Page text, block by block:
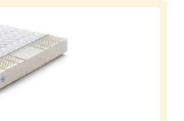
plus tard